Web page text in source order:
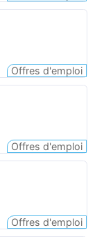
Offres d'emploi
Offres d'emploi
Offres d'emploi